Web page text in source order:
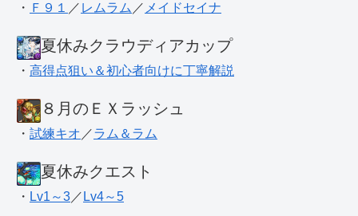
・ Ｆ９１ ／ レムラム ／ メイドセイナ
夏休みクラウディアカップ
・ 高得点狙い＆初心者向けに丁寧解説
８月のＥＸラッシュ
・ 試練キオ ／ラム＆ラム
夏休みクエスト
・ Lv1～3 ／ Lv4～5